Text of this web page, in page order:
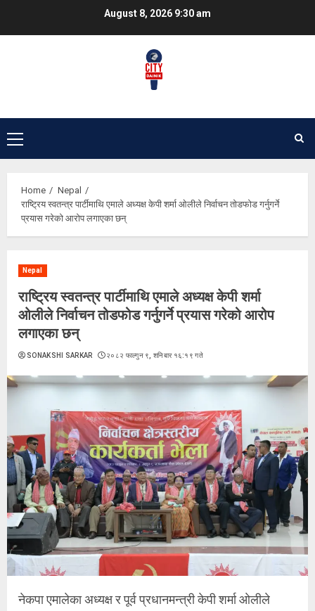
August 8, 2026 9:30 am
Primary
Menu
Home
Nepal
राष्ट्रिय स्वतन्त्र पार्टीमाथि एमाले अध्यक्ष केपी शर्मा ओलीले निर्वाचन तोडफोड गर्नुगर्ने
प्रयास गरेको आरोप लगाएका छन्
Nepal
राष्ट्रिय स्वतन्त्र पार्टीमाथि एमाले अध्यक्ष केपी शर्मा
ओलीले निर्वाचन तोडफोड गर्नुगर्ने प्रयास गरेको आरोप
लगाएका छन्
SONAKSHI SARKAR २०८२ फाल्गुन ९, शनिबार १६:१९ गते
नेकपा एमालेका अध्यक्ष र पूर्व प्रधानमन्त्री केपी शर्मा ओलीले